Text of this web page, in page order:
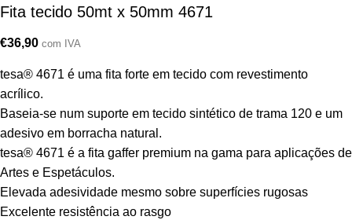
Fita tecido 50mt x 50mm 4671
€36,90 com IVA
tesa® 4671 é uma fita forte em tecido com revestimento
acrílico.
Baseia-se num suporte em tecido sintético de trama 120 e um
adesivo em borracha natural.
tesa® 4671 é a fita gaffer premium na gama para aplicações de
Artes e Espetáculos.
Elevada adesividade mesmo sobre superfícies rugosas
Excelente resistência ao rasgo